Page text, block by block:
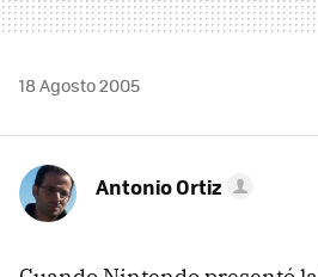
18 Agosto 2005
Antonio Ortiz